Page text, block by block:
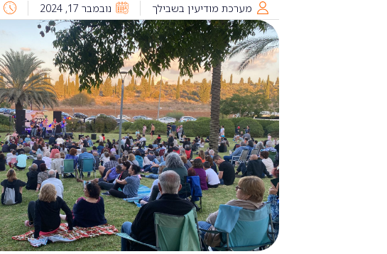
מערכת מודיעין בשבילך נובמבר 17, 2024